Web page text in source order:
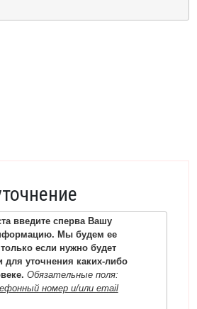
введите сперва Вашу
Мы будем ее
если нужно будет
для уточнения каких-либо
Обязательные поля:
номер и/или email